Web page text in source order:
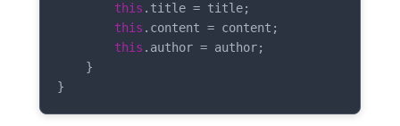
this .title = title;
this .content = content;
this .author = author;
}